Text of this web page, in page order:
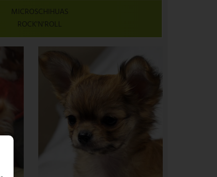
MICROSCHIHUAS
ROCK'N'ROLL